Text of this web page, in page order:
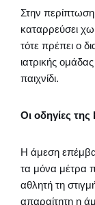
Στην
καταρρεύσει
τότε πρέπει ο
ιατρικής
παιχνίδι.
Οι οδηγίες της
Η άμεση
τα μόνα μέτρα
αθλητή τη
απαραίτητη η